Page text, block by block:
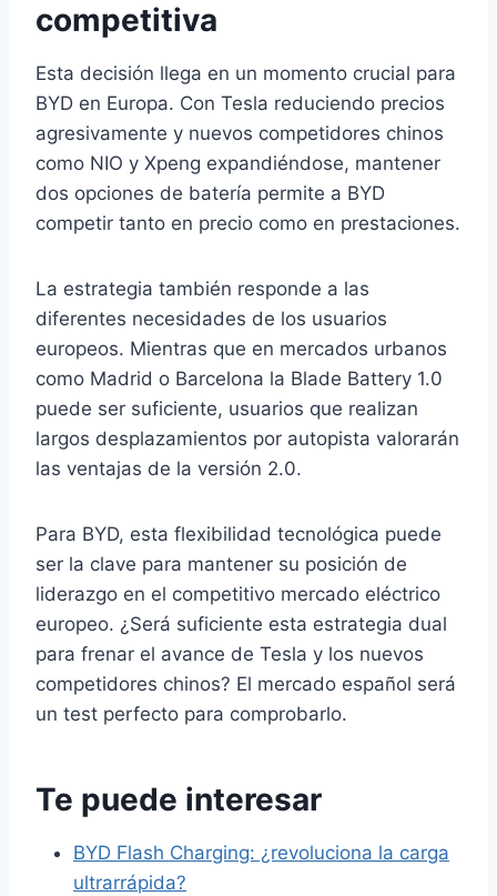
competitiva
Esta decisión llega en un momento crucial para
BYD en Europa. Con Tesla reduciendo precios
agresivamente y nuevos competidores chinos
como NIO y Xpeng expandiéndose, mantener
dos opciones de batería permite a BYD
competir tanto en precio como en prestaciones.
La estrategia también responde a las
diferentes necesidades de los usuarios
europeos. Mientras que en mercados urbanos
como Madrid o Barcelona la Blade Battery 1.0
puede ser suficiente, usuarios que realizan
largos desplazamientos por autopista valorarán
las ventajas de la versión 2.0.
Para BYD, esta flexibilidad tecnológica puede
ser la clave para mantener su posición de
liderazgo en el competitivo mercado eléctrico
europeo. ¿Será suficiente esta estrategia dual
para frenar el avance de Tesla y los nuevos
competidores chinos? El mercado español será
un test perfecto para comprobarlo.
Te puede interesar
BYD Flash Charging: ¿revoluciona la carga
ultrarrápida?